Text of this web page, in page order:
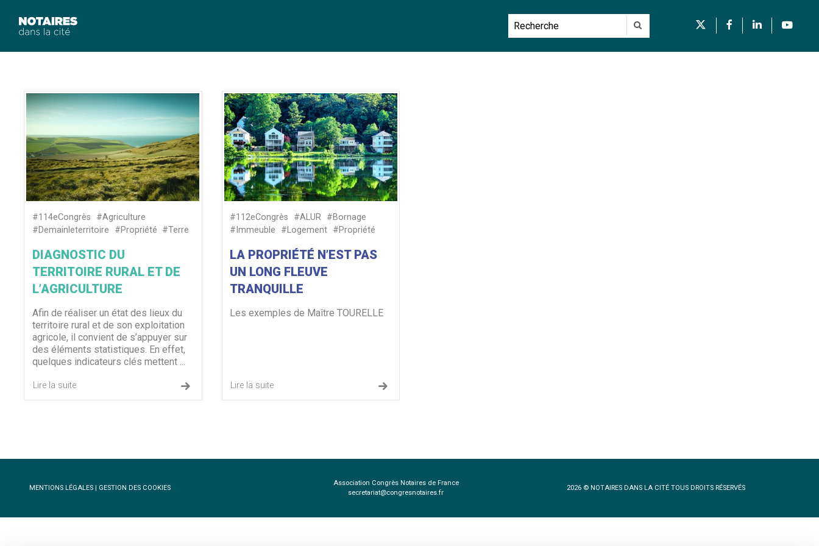
#114eCongrès
#Agriculture
#Demainleterritoire
#Propriété #Terre
DIAGNOSTIC DU
TERRITOIRE RURAL ET DE
L’AGRICULTURE
Afin de réaliser un état des lieux du
territoire rural et de son exploitation
agricole, il convient de s’appuyer sur
des éléments statistiques. En effet,
quelques indicateurs clés mettent ...
Lire la suite
#112eCongrès #ALUR #Bornage
#Immeuble
#Logement #Propriété
LA PROPRIÉTÉ N’EST PAS
UN LONG FLEUVE
TRANQUILLE
Les exemples de Maître TOURELLE
Lire la suite
MENTIONS LÉGALES | GESTION DES COOKIES
Association Congrès Notaires de France
secretariat@congresnotaires.fr
2026 © NOTAIRES DANS LA CITÉ TOUS DROITS RÉSERVÉS